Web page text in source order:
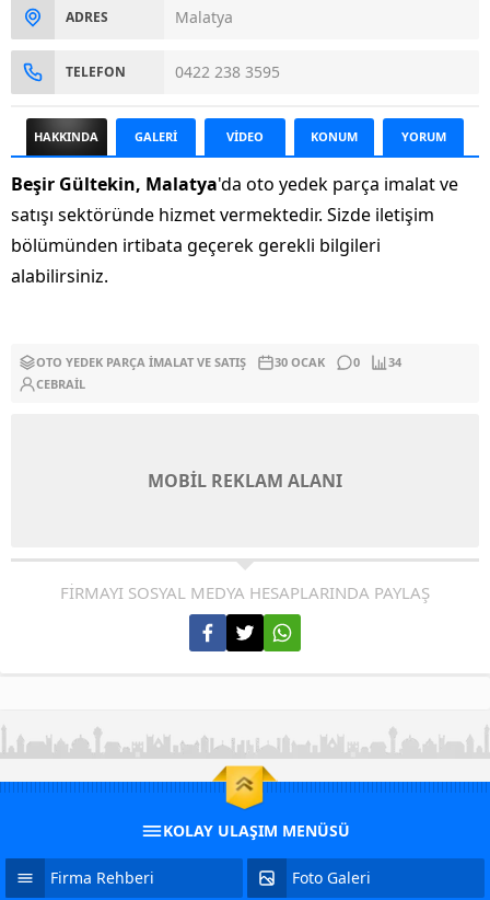
ADRES Malatya
TELEFON 0422 238 3595
HAKKINDA GALERİ VİDEO KONUM YORUM
Beşir Gültekin, Malatya'da oto yedek parça imalat ve
satışı sektöründe hizmet vermektedir. Sizde iletişim
bölümünden irtibata geçerek gerekli bilgileri
alabilirsiniz.
OTO YEDEK PARÇA İMALAT VE SATIŞ 30 OCAK 0
34
CEBRAIL
MOBİL REKLAM ALANI
FİRMAYI SOSYAL MEDYA HESAPLARINDA PAYLAŞ
KOLAY ULAŞIM MENÜSÜ
Firma Rehberi Foto Galeri